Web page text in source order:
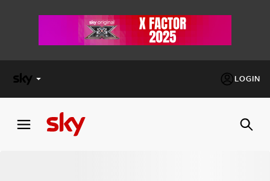
LOGIN
FACTOR